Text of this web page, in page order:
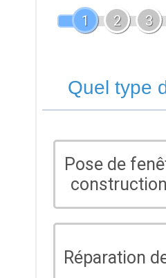
1
2 3
Quel type
Pose de
Réparation